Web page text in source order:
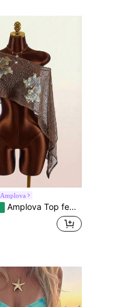
Amplova
Amplova Top feminino transparente com ombros à mostra, fio metálico e padrão floral